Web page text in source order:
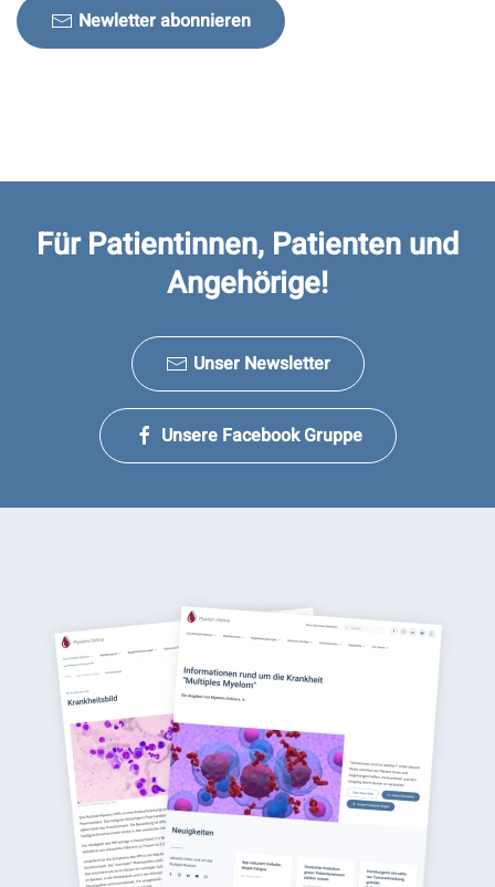
Newletter abonnieren
Für Patientinnen, Patienten und
Angehörige!
Unser Newsletter
Unsere Facebook Gruppe